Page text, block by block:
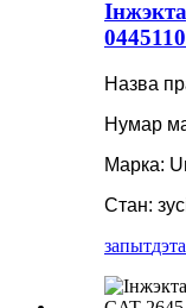
Назва
Нумар
Марка:
Стан:
запыт